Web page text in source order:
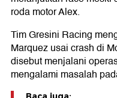
roda motor Alex.
Tim Gresini Racing
Marquez usai crash di
disebut menjalani
mengalami masalah